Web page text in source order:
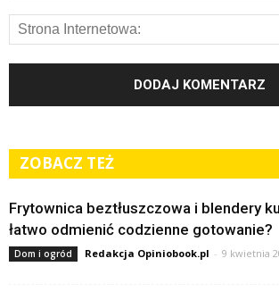
ZOBACZ TEŻ
Frytownica beztłuszczowa i blendery
łatwo odmienić codzienne gotowanie?
Dom i ogród Redakcja Opiniobook.pl - 9 kwietnia